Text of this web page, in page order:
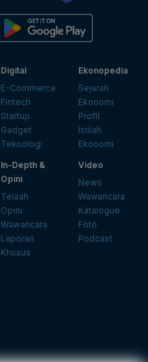
Digital
E-Commerce
Fintech
Startup
Gadget
Teknologi
Ekonopedia
Sejarah
Ekonomi
Profil
Istilah
Ekonomi
In-Depth &
Opini
Telaah
Opini
Wawancara
Laporan
Khusus
Video
News
Wawancara
Katalogue
Foto
Podcast